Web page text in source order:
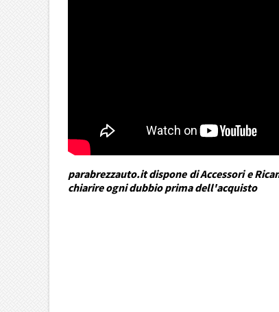
parabrezzauto.it dispone di Accessori e
chiarire ogni dubbio prima dell'acquisto